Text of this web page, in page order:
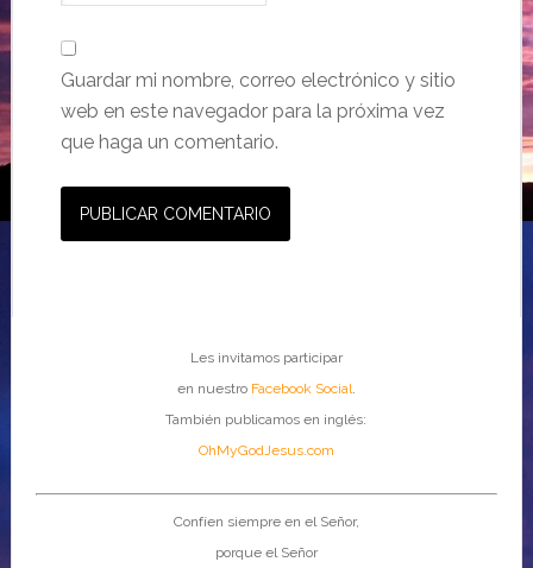
Guardar mi nombre, correo electrónico y sitio
web en este navegador para la próxima vez
que haga un comentario.
Les invitamos participar
en nuestro Facebook Social.
También publicamos en inglés:
OhMyGodJesus.com
Confíen siempre en el Señor,
porque el Señor